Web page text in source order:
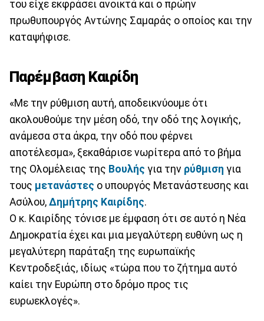
του είχε εκφράσει ανοικτά και ο πρώην
πρωθυπουργός Αντώνης Σαμαράς ο οποίος και την
καταψήφισε.
Παρέμβαση Καιρίδη
«Με την ρύθμιση αυτή, αποδεικνύουμε ότι
ακολουθούμε την μέση οδό, την οδό της λογικής,
ανάμεσα στα άκρα, την οδό που φέρνει
αποτέλεσμα», ξεκαθάρισε νωρίτερα από το βήμα
της Ολομέλειας της Βουλής για την ρύθμιση για
τους μετανάστες ο υπουργός Μετανάστευσης και
Ασύλου, Δημήτρης Καιρίδης.
Ο κ. Καιρίδης τόνισε με έμφαση ότι σε αυτό η Νέα
Δημοκρατία έχει και μια μεγαλύτερη ευθύνη ως η
μεγαλύτερη παράταξη της ευρωπαϊκής
Κεντροδεξιάς, ιδίως «τώρα που το ζήτημα αυτό
καίει την Ευρώπη στο δρόμο προς τις
ευρωεκλογές».